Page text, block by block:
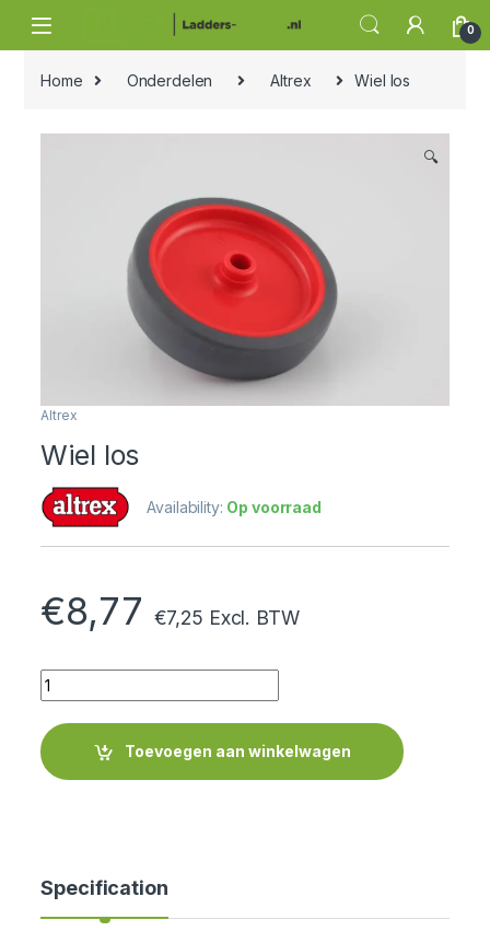
0
Home Onderdelen Altrex Wiel los
🔍
Altrex
Wiel los
Availability: Op voorraad
€8,77 €7,25 Excl. BTW
Quantity
Toevoegen aan winkelwagen
Specification